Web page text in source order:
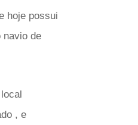
hoje possui
navio de
, e